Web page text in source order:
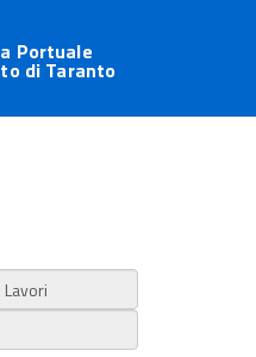
Portuale
di Taranto